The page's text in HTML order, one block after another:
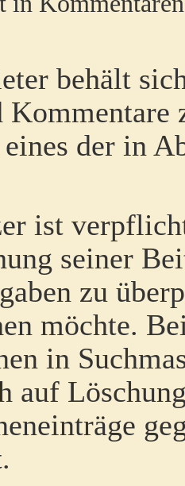
behält
Kommentare
der in
ist
seiner
zu
möchte.
in
auf